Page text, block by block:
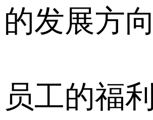
的发展方向
员工的福